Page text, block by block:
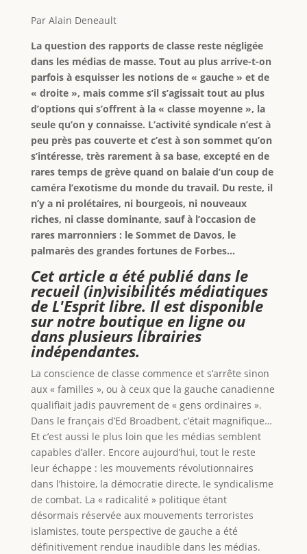
Par Alain Deneault
La question des rapports de classe reste négligée
dans les médias de masse. Tout au plus arrive-t-on
parfois à esquisser les notions de « gauche » et de
« droite », mais comme s’il s’agissait tout au plus
d’options qui s’offrent à la « classe moyenne », la
seule qu’on y connaisse. L’activité syndicale n’est à
peu près pas couverte et c’est à son sommet qu’on
s’intéresse, très rarement à sa base, excepté en de
rares temps de grève quand on balaie d’un coup de
caméra l’exotisme du monde du travail. Du reste, il
n’y a ni prolétaires, ni bourgeois, ni nouveaux
riches, ni classe dominante, sauf à l’occasion de
rares marronniers : le Sommet de Davos, le
palmarès des grandes fortunes de Forbes…
Cet article a été publié dans le
recueil (in)visibilités médiatiques
de L'Esprit libre. Il est disponible
sur notre boutique en ligne ou
dans plusieurs librairies
indépendantes.
La conscience de classe commence et s’arrête sinon
aux « familles », ou à ceux que la gauche canadienne
qualifiait jadis pauvrement de « gens ordinaires ».
Dans le français d’Ed Broadbent, c’était magnifique…
Et c’est aussi le plus loin que les médias semblent
capables d’aller. Encore aujourd’hui, tout le reste
leur échappe : les mouvements révolutionnaires
dans l’histoire, la démocratie directe, le syndicalisme
de combat. La « radicalité » politique étant
désormais réservée aux mouvements terroristes
islamistes, toute perspective de gauche a été
définitivement rendue inaudible dans les médias.